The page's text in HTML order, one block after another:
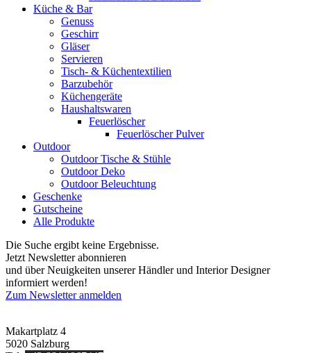
Küche & Bar
Genuss
Geschirr
Gläser
Servieren
Tisch- & Küchentextilien
Barzubehör
Küchengeräte
Haushaltswaren
Feuerlöscher
Feuerlöscher Pulver
Outdoor
Outdoor Tische & Stühle
Outdoor Deko
Outdoor Beleuchtung
Geschenke
Gutscheine
Alle Produkte
Die Suche ergibt keine Ergebnisse.
Jetzt Newsletter abonnieren
und über Neuigkeiten unserer Händler und Interior Designer
informiert werden!
Zum Newsletter anmelden
Makartplatz 4
5020 Salzburg